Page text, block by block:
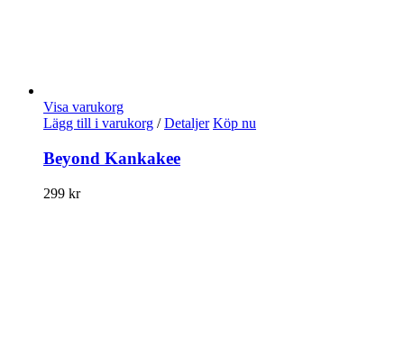
Visa varukorg
Lägg till i varukorg / Detaljer Köp nu
Beyond Kankakee
299 kr